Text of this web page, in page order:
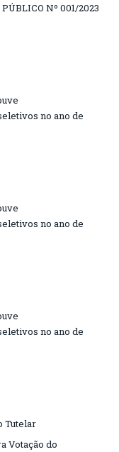
Nº 001/2023
no ano de
no ano de
no ano de
Tutelar
Votação do